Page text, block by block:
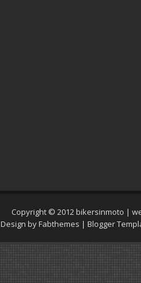
Copyright © 2012bikersinmoto |
Design byFabthemes | Blogger